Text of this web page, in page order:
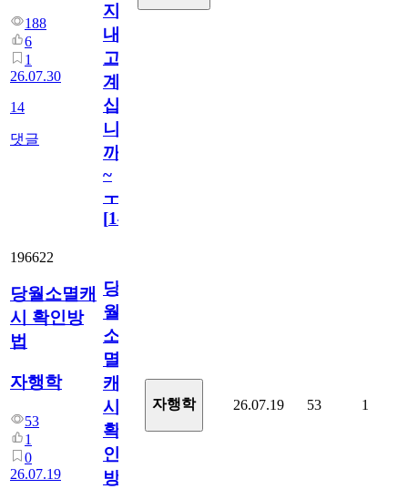
188
6
1
26.07.30
14
댓글
지
내
고
계
십
니
까
~
ㅜ
[14
196622
당월소멸캐
시 확인방
법
자행학
53
1
0
26.07.19
당
월
소
멸
캐
시
확
인
방
자행학 26.07.19 53 1